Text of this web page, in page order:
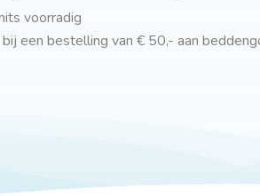
voorradig
een bestelling van € 50,- aan